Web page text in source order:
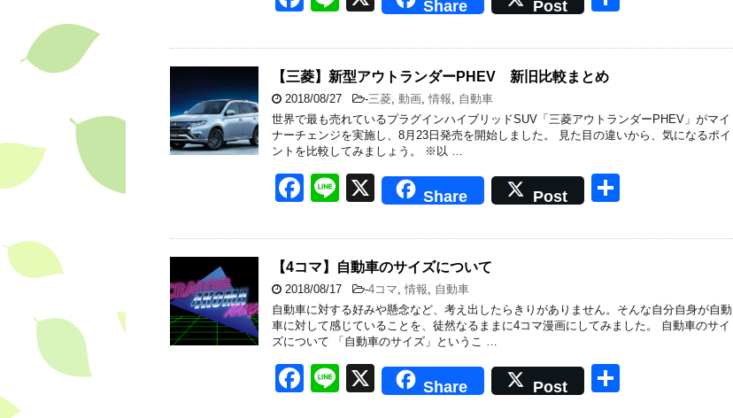
c
e
b
o
o
k
e
Share Post
【三菱】新型アウトランダーPHEV 新旧比較まとめ
2018/08/27 -三菱, 動画, 情報, 自動車
世界で最も売れているプラグインハイブリッドSUV「三菱アウトランダーPHEV」がマイ
ナーチェンジを実施し、8月23日発売を開始しました。 見た目の違いから、気になるポイ
ントを比較してみましょう。 ※以 …
F
c
e
b
o
o
k
Li
e
X Share Post
【4コマ】自動車のサイズについて
2018/08/17 -4コマ, 情報, 自動車
自動車に対する好みや懸念など、考え出したらきりがありません。そんな自分自身が自動
車に対して感じていることを、徒然なるままに4コマ漫画にしてみました。 自動車のサイ
ズについて 「自動車のサイズ」というこ …
F
Li
X Share Post